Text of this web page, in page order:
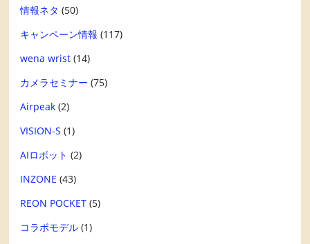
情報ネタ (50)
キャンペーン情報 (117)
wena wrist (14)
カメラセミナー (75)
Airpeak (2)
VISION-S (1)
AIロボット (2)
INZONE (43)
REON POCKET (5)
コラボモデル (1)